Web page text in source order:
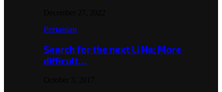
Pertanian
Search for the next Li Na: More
difficult…